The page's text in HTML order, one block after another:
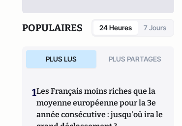
POPULAIRES 24 Heures 7 Jours
PLUS LUS PLUS PARTAGES
1Les Français moins riches que la
moyenne européenne pour la 3e
année consécutive : jusqu'où ira le